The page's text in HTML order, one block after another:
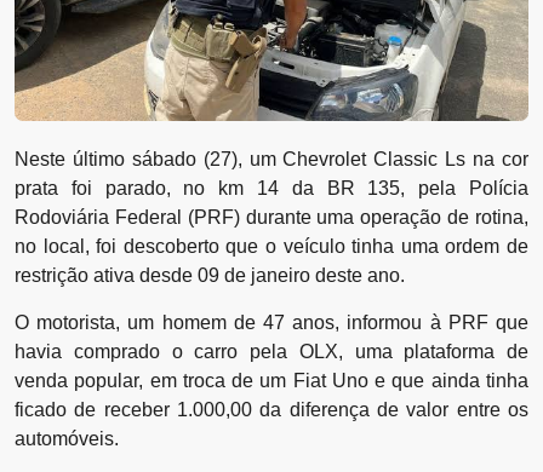
Neste último sábado (27), um Chevrolet Classic Ls na cor
prata foi parado, no km 14 da BR 135, pela Polícia
Rodoviária Federal (PRF) durante uma operação de rotina,
no local, foi descoberto que o veículo tinha uma ordem de
restrição ativa desde 09 de janeiro deste ano.
O motorista, um homem de 47 anos, informou à PRF que
havia comprado o carro pela OLX, uma plataforma de
venda popular, em troca de um Fiat Uno e que ainda tinha
ficado de receber 1.000,00 da diferença de valor entre os
automóveis.